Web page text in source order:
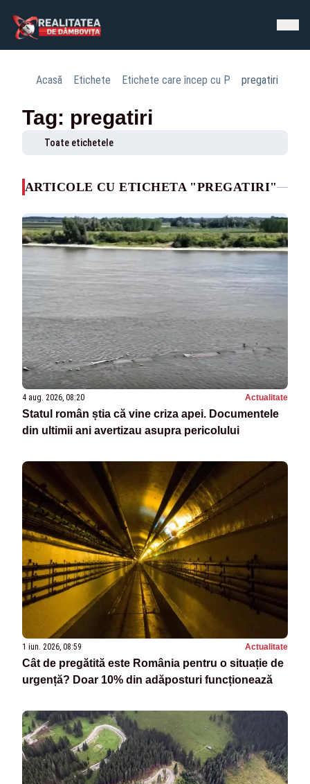
Acasă Etichete Etichete care încep cu P pregatiri
Tag: pregatiri
Toate etichetele
ARTICOLE CU ETICHETA "PREGATIRI"
4 aug. 2026, 08:20 Actualitate
Statul român știa că vine criza apei. Documentele
din ultimii ani avertizau asupra pericolului
1 iun. 2026, 08:59 Actualitate
Cât de pregătită este România pentru o situație de
urgență? Doar 10% din adăposturi funcționează